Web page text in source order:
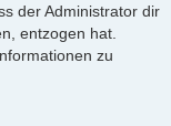
der Administrator dir
entzogen hat.
zu